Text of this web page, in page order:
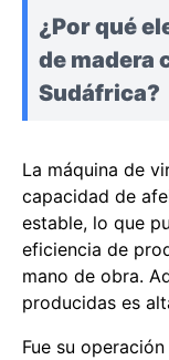
¿Por qué
de madera
Sudáfrica?
La máquina de
capacidad de
estable, lo que
eficiencia de
mano de obra.
producidas es
Fue su